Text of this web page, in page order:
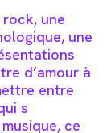
une
une
d’amour à
entre
s
ce